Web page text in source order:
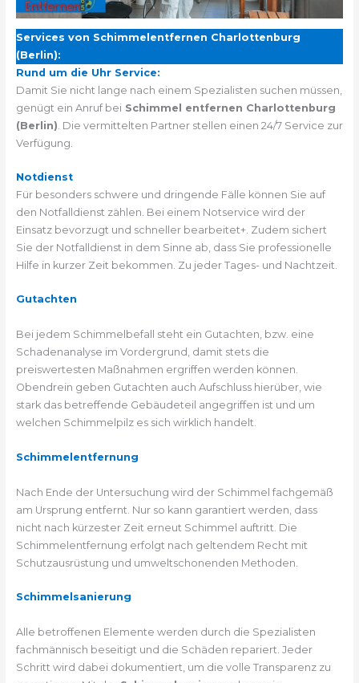
Services von Schimmelentfernen Charlottenburg
(Berlin):
Rund um die Uhr Service:
Damit Sie nicht lange nach einem Spezialisten suchen müssen,
genügt ein Anruf bei Schimmel entfernen Charlottenburg
(Berlin) . Die vermittelten Partner stellen einen 24/7 Service zur
Verfügung.
Notdienst
Für besonders schwere und dringende Fälle können Sie auf
den Notfalldienst zählen. Bei einem Notservice wird der
Einsatz bevorzugt und schneller bearbeitet+. Zudem sichert
Sie der Notfalldienst in dem Sinne ab, dass Sie professionelle
Hilfe in kurzer Zeit bekommen. Zu jeder Tages- und Nachtzeit.
Gutachten
Bei jedem Schimmelbefall steht ein Gutachten, bzw. eine
Schadenanalyse im Vordergrund, damit stets die
preiswertesten Maßnahmen ergriffen werden können.
Obendrein geben Gutachten auch Aufschluss hierüber, wie
stark das betreffende Gebäudeteil angegriffen ist und um
welchen Schimmelpilz es sich wirklich handelt.
Schimmelentfernung
Nach Ende der Untersuchung wird der Schimmel fachgemäß
am Ursprung entfernt. Nur so kann garantiert werden, dass
nicht nach kürzester Zeit erneut Schimmel auftritt. Die
Schimmelentfernung erfolgt nach geltendem Recht mit
Schutzausrüstung und umweltschonenden Methoden.
Schimmelsanierung
Alle betroffenen Elemente werden durch die Spezialisten
fachmännisch beseitigt und die Schäden repariert. Jeder
Schritt wird dabei dokumentiert, um die volle Transparenz zu